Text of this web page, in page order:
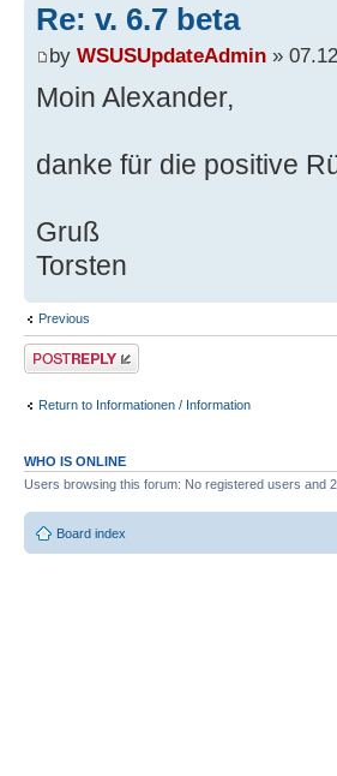
Re: v. 6.7 beta
by WSUSUpdateAdmin »
Moin Alexander,
danke für die positive
Gruß
Torsten
Previous
Post a reply
Return to Informationen / Information
WHO IS ONLINE
Users browsing this forum: No registered users and
Board index